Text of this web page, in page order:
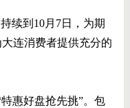
续到10月7日，为期
连消费者提供充分的
惠好盘抢先挑”。包